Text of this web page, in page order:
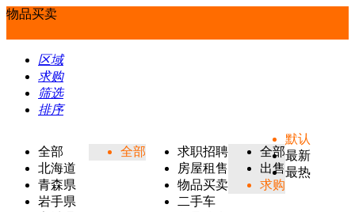
物品买卖
区域
求购
筛选
排序
全部
北海道
青森県
岩手県
全部
求职招聘
房屋租售
物品买卖
二手车
全部
出售
求购
默认
最新
最热